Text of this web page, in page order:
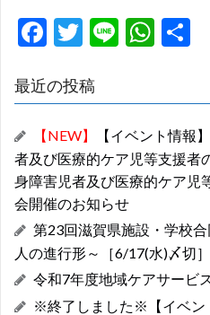
F
e
o
o
k
T
itt
Li W
A
p
最近の投稿
【NEW】
【イベント情報
者及び医療的ケア児等支援者
身障害児者及び医療的ケア児
会開催のお知らせ
第23回滋賀県施設・学校
人の進行形～［6/17(水)〆切
令和7年度地域ケアサービ
※終了しました※【イベン